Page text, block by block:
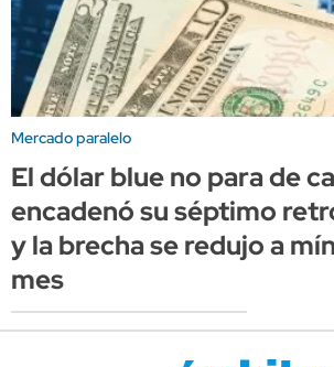
Mercado paralelo
El dólar blue no para de
encadenó su séptimo
y la brecha se redujo a
mes